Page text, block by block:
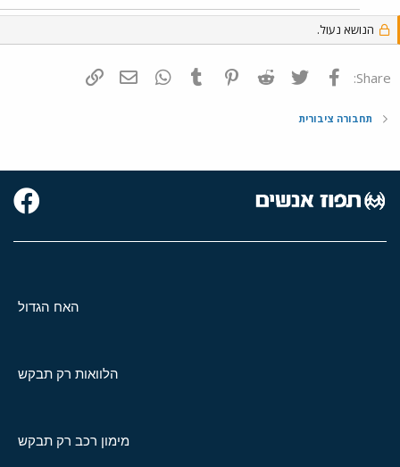
הנושא נעול.
Share: פייסבוק Twitter
Reddit
Pinterest
Tumblr
WhatsAppדואר אלקטרוני
תחבורה ציבורית
האח הגדול
הלוואות רק תבקש
מימון רכב רק תבקש